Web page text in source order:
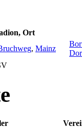
Ort
, Mainz